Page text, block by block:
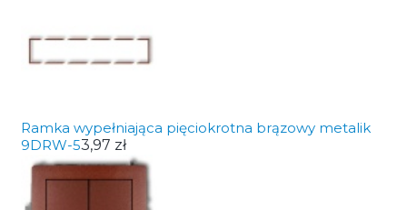
Ramka wypełniająca pięciokrotna brązowy metalik
9DRW-53,97 zł